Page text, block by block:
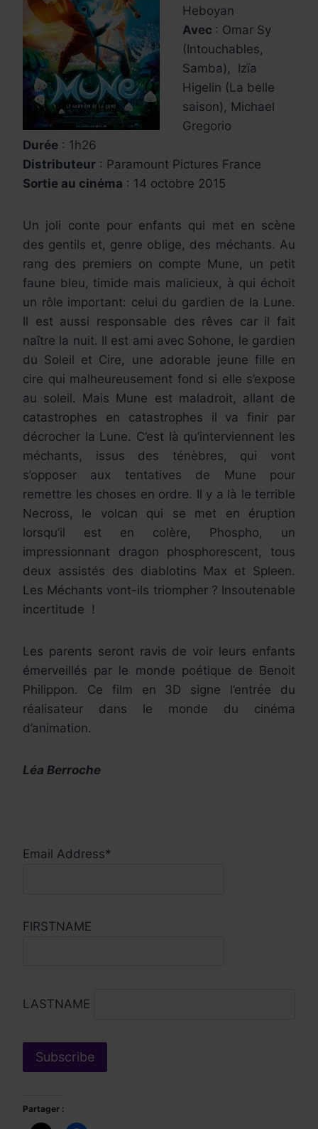
Heboyan
Avec : Omar Sy
(Intouchables,
Samba), Izïa
Higelin (La belle
saison), Michael
Gregorio
Durée : 1h26
Distributeur : Paramount Pictures France
Sortie au cinéma : 14 octobre 2015
Un joli conte pour enfants qui met en scène
des gentils et, genre oblige, des méchants. Au
rang des premiers on compte Mune, un petit
faune bleu, timide mais malicieux, à qui échoit
un rôle important: celui du gardien de la Lune.
Il est aussi responsable des rêves car il fait
naître la nuit. Il est ami avec Sohone, le gardien
du Soleil et Cire, une adorable jeune fille en
cire qui malheureusement fond si elle s’expose
au soleil. Mais Mune est maladroit, allant de
catastrophes en catastrophes il va finir par
décrocher la Lune. C’est là qu’interviennent les
méchants, issus des ténèbres, qui vont
s’opposer aux tentatives de Mune pour
remettre les choses en ordre. Il y a là le terrible
Necross, le volcan qui se met en éruption
lorsqu’il est en colère, Phospho, un
impressionnant dragon phosphorescent, tous
deux assistés des diablotins Max et Spleen.
Les Méchants vont-ils triompher ? Insoutenable
incertitude !
Les parents seront ravis de voir leurs enfants
émerveillés par le monde poétique de Benoit
Philippon. Ce film en 3D signe l’entrée du
réalisateur dans le monde du cinéma
d’animation.
Léa Berroche
Email Address*
FIRSTNAME
LASTNAME
Partager :